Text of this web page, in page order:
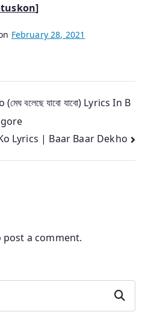
]
February 28, 2021
বলেছে যাবো যাবো) Lyrics In B
Lyrics | Baar Baar Dekho
post a comment.
Search